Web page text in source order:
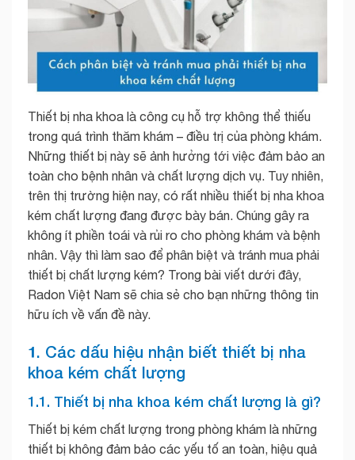
Thiết bị nha khoa là công cụ hỗ trợ không thể thiếu
trong quá trình thăm khám – điều trị của phòng khám.
Những thiết bị này sẽ ảnh hưởng tới việc đảm bảo an
toàn cho bệnh nhân và chất lượng dịch vụ. Tuy nhiên,
trên thị trường hiện nay, có rất nhiều thiết bị nha khoa
kém chất lượng đang được bày bán. Chúng gây ra
không ít phiền toái và rủi ro cho phòng khám và bệnh
nhân. Vậy thì làm sao để phân biệt và tránh mua phải
thiết bị chất lượng kém? Trong bài viết dưới đây,
Radon Việt Nam sẽ chia sẻ cho bạn những thông tin
hữu ích về vấn đề này.
1. Các dấu hiệu nhận biết thiết bị nha
khoa kém chất lượng
1.1. Thiết bị nha khoa kém chất lượng là gì?
Thiết bị kém chất lượng trong phòng khám là những
thiết bị không đảm bảo các yếu tố an toàn, hiệu quả